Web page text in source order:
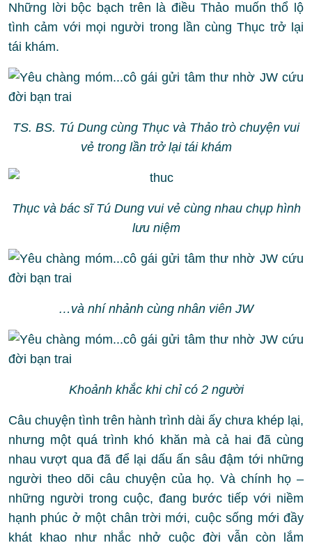
Những lời bộc bạch trên là điều Thảo muốn thổ lộ
tình cảm với mọi người trong lần cùng Thục trở lại
tái khám.
TS. BS. Tú Dung cùng Thục và Thảo trò chuyện vui
vẻ trong lần trở lại tái khám
Thục và bác sĩ Tú Dung vui vẻ cùng nhau chụp hình
lưu niệm
…và nhí nhảnh cùng nhân viên JW
Khoảnh khắc khi chỉ có 2 người
Câu chuyện tình trên hành trình dài ấy chưa khép lại,
nhưng một quá trình khó khăn mà cả hai đã cùng
nhau vượt qua đã để lại dấu ấn sâu đậm tới những
người theo dõi câu chuyện của họ. Và chính họ –
những người trong cuộc, đang bước tiếp với niềm
hạnh phúc ở một chân trời mới, cuộc sống mới đầy
khát khao như nhắc nhở cuộc đời vẫn còn lắm